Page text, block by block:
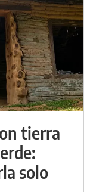
tierra
solo